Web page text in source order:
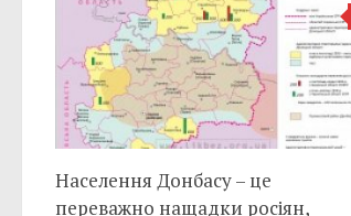
Населення Донбасу – це
переважно нащадки росіян,